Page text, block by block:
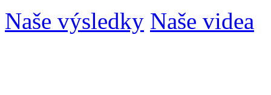
Naše výsledky Naše videa